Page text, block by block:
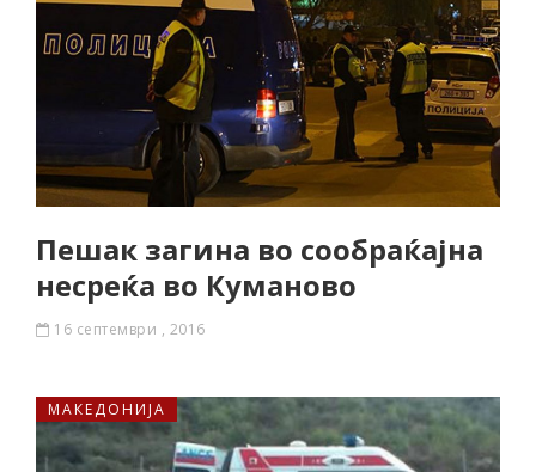
Пешак загина во сообраќајна
несреќа во Куманово
16 септември , 2016
МАКЕДОНИЈА